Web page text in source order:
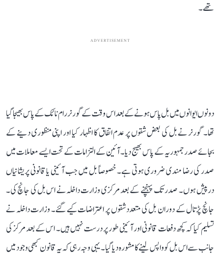
تھے۔
ADVERTISEMENT
دونوں ایوانوں میں بل پاس ہونے کے بعد اس وقت کے گورنر رام نائک کے پاس بھیجا گیا
تھا۔ گورنر نے بل کی بعض شقوں پر عدم اتفاق کا اظہار کیا اور اپنی منظوری دینے کے
بجائے صدر جمہوریہ کے پاس بھیج دیا۔ آئین کے التزامات کے تحت ایسے معاملات میں
صدر کی رضا مندی ضروری ہوتی ہے۔ خصوصاً بل میں جب آئینی یا قانونی پریشانیاں
درپیش ہوں۔ صدر تک پہنچنے کے بعد مرکزی وزارت داخلہ نے اس بل کی جانچ کی۔
جانچ پڑتال کے دوران بل کی متعدد شقوں پر اعتراضات کیے گئے۔ وزارت داخلہ نے
تسلیم کیا کہ کچھ دفعات قانونی اور آئینی طور پر درست نہیں ہیں۔ اس کے بعد مرکز کی
جانب سے اس بل کو واپس لینے کا مشورہ دیا گیا۔ یہی وجہ رہی کہ یہ قانون کبھی وجود میں